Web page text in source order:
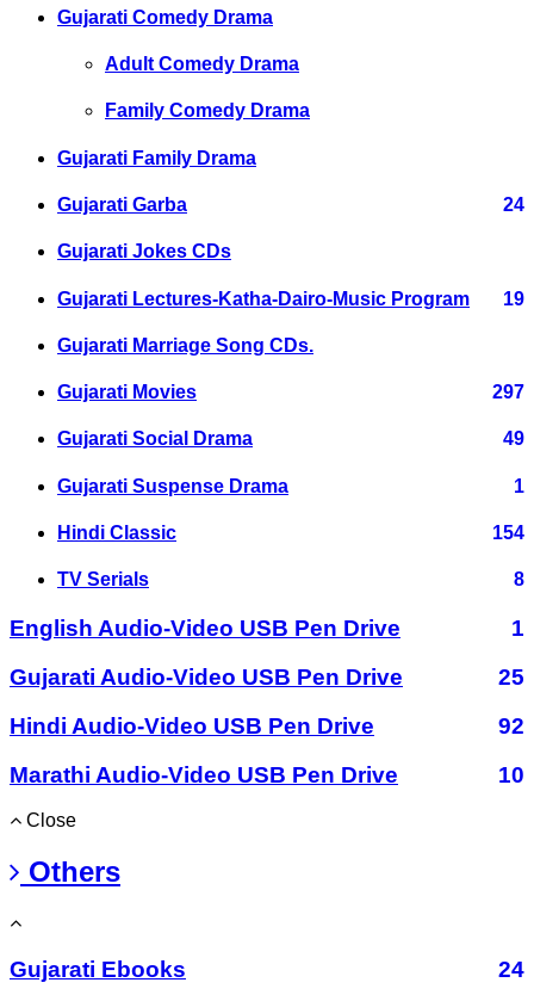
Gujarati Comedy Drama
Adult Comedy Drama
Family Comedy Drama
Gujarati Family Drama
Gujarati Garba 24
Gujarati Jokes CDs
Gujarati Lectures-Katha-Dairo-Music Program 19
Gujarati Marriage Song CDs.
Gujarati Movies 297
Gujarati Social Drama 49
Gujarati Suspense Drama 1
Hindi Classic 154
TV Serials 8
English Audio-Video USB Pen Drive
1
Gujarati Audio-Video USB Pen Drive
25
Hindi Audio-Video USB Pen Drive
92
Marathi Audio-Video USB Pen Drive
10
Close
Others
Gujarati Ebooks
24